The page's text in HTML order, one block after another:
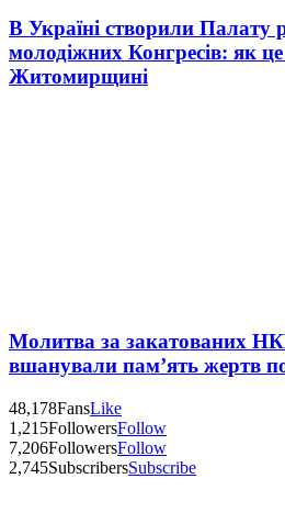
В Україні створили Палату
молодіжних Конгресів: як
Житомирщині
Молитва за закатованих
вшанували пам’ять жертв
48,178FansLike
1,215FollowersFollow
7,206FollowersFollow
2,745SubscribersSubscribe